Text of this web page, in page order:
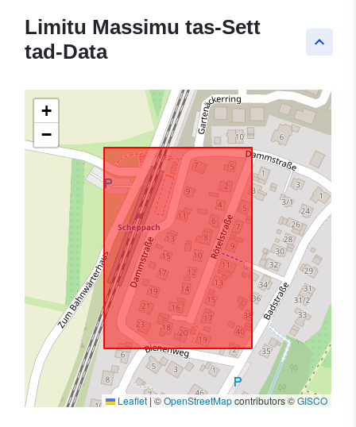
keyboard_arrow_up
Limitu Massimu tas-Sett
tad-Data
+
−
Leaflet | ©OpenStreetMapcontributors ©GISCO